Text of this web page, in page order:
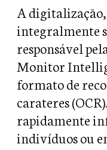
A
integralmente
responsável
Monitor
formato de
carateres
rapidamente
indivíduos ou